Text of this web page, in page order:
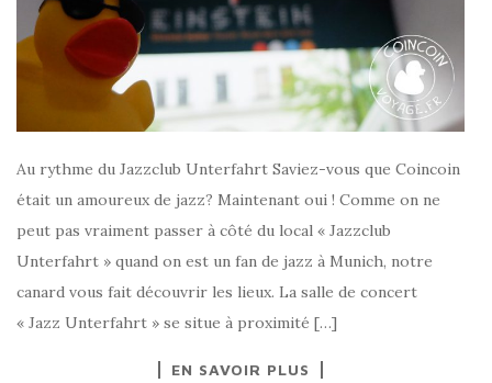
Au rythme du Jazzclub Unterfahrt Saviez-vous que Coincoin
était un amoureux de jazz? Maintenant oui ! Comme on ne
peut pas vraiment passer à côté du local « Jazzclub
Unterfahrt » quand on est un fan de jazz à Munich, notre
canard vous fait découvrir les lieux. La salle de concert
« Jazz Unterfahrt » se situe à proximité […]
EN SAVOIR PLUS